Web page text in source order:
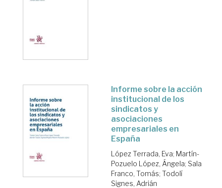
Informe sobre la acción
institucional de los
sindicatos y
asociaciones
empresariales en
España
López Terrada, Eva; Martín-
Pozuelo López, Ángela; Sala
Franco, Tomás; Todolí
Signes, Adrián